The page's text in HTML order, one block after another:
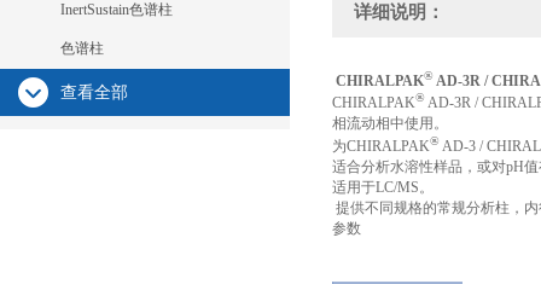
InertSustain色谱柱
色谱柱
查看全部
详细说明：
CHIRALPAK® AD-3R /
CHIRALPAK® AD-3R /
相流动相中使用。
为CHIRALPAK® AD-3 /
适合分析水溶性样品，或对pH
适用于LC/MS。
提供不同规格的常规分析柱，
参数